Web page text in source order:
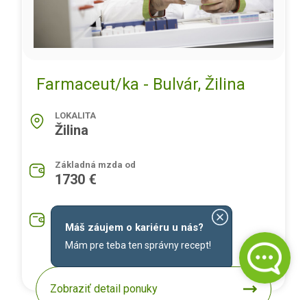
Farmaceut/ka - Bulvár, Žilina
LOKALITA
Žilina
Základná mzda od
1730 €
1930 €
Zobraziť detail ponuky
Máš záujem o kariéru u nás?
Mám pre teba ten správny recept!